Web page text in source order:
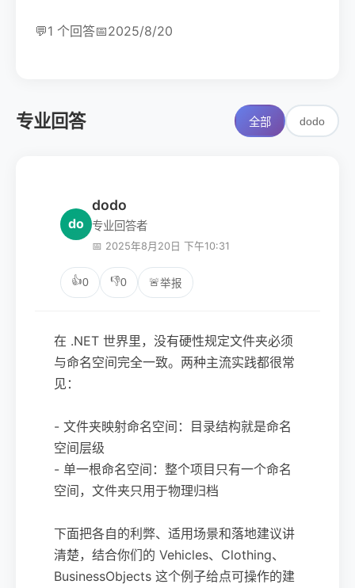
💬1 个回答📅2025/8/20
专业回答 全部 dodo
do
dodo
专业回答者
📅 2025年8月20日 下午10:31
👍0 👎0 🚨举报
在 .NET 世界里，没有硬性规定文件夹必须
与命名空间完全一致。两种主流实践都很常
见：
- 文件夹映射命名空间：目录结构就是命名
空间层级
- 单一根命名空间：整个项目只有一个命名
空间，文件夹只用于物理归档
下面把各自的利弊、适用场景和落地建议讲
清楚，结合你们的 Vehicles、Clothing、
BusinessObjects 这个例子给点可操作的建